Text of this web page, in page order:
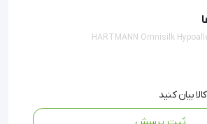
HARTMANN Omnisilk
بیان کنید